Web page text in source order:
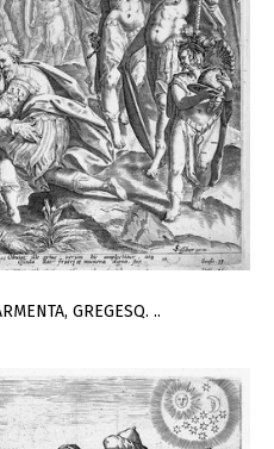
GREGESQ. ..